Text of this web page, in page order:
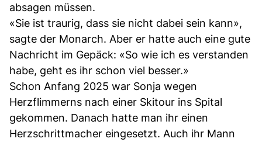
absagen müssen.
«Sie ist traurig, dass sie nicht dabei sein kann»,
sagte der Monarch. Aber er hatte auch eine gute
Nachricht im Gepäck: «So wie ich es verstanden
habe, geht es ihr schon viel besser.»
Schon Anfang 2025 war Sonja wegen
Herzflimmerns nach einer Skitour ins Spital
gekommen. Danach hatte man ihr einen
Herzschrittmacher eingesetzt. Auch ihr Mann